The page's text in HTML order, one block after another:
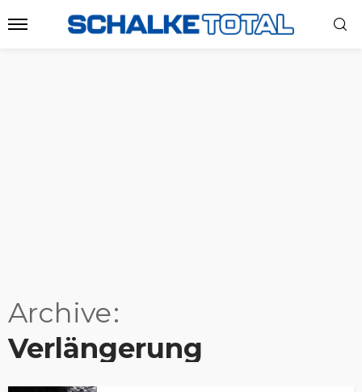
Archive
Verlängerung